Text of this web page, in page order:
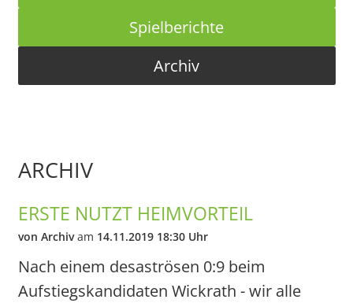
Spielberichte
Archiv
ARCHIV
ERSTE NUTZT HEIMVORTEIL
von Archivam 14.11.2019 18:30 Uhr
Nach einem desaströsen 0:9 beim
Aufstiegskandidaten Wickrath - wir alle